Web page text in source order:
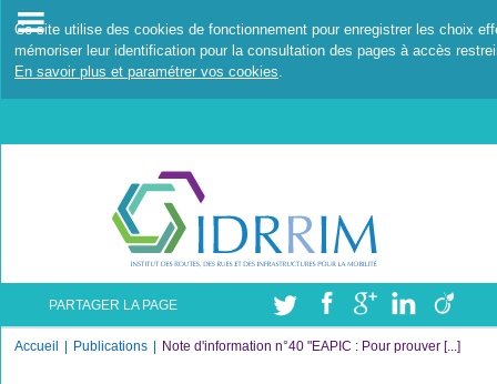
Ce site utilise des cookies de fonctionnement pour enregistrer les choix
mémoriser leur identification pour la consultation des pages à accès
En savoir plus et paramétrer vos cookies
PARTAGER LA PAGE
Accueil Publications Note d'information n°40 "EAPIC : Pour prouver [...]